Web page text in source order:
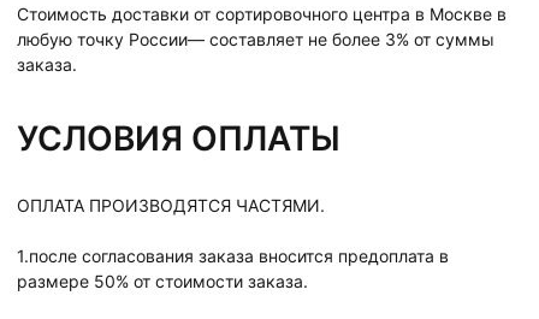
Стоимость доставки от сортировочного центра в Москве в
любую точку России— составляет не более 3% от суммы
заказа.
УСЛОВИЯ ОПЛАТЫ
ОПЛАТА ПРОИЗВОДЯТСЯ ЧАСТЯМИ.
1.после согласования заказа вносится предоплата в
размере 50% от стоимости заказа.